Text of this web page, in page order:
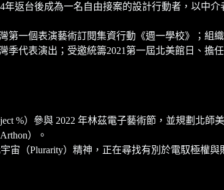
返台後成為一名自由接案的設計行動者，以中
一個表演藝術訂閱集資行動《週一學校》；組
季代表演出；受邀統籌2021第一屆北美館日、擔
%）參與 2022 年林茲電子藝術節，並規劃北師
）。
宙（Plurarity）精神，正在尋找有別於電馭極權與